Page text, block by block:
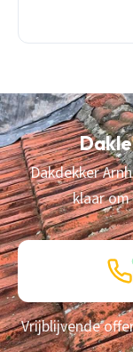
Dakdekker
klaar
Vrijblijvende